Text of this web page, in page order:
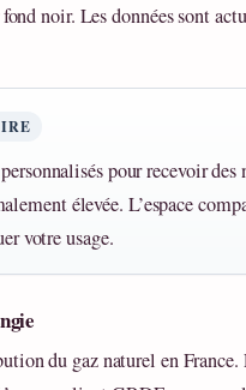
noir. Les données sont
pour recevoir
élevée. L’espace
votre usage.
du gaz naturel en